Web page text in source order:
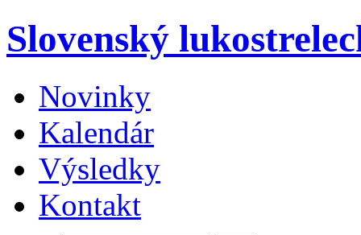
Slovenský
Novinky
Kalendár
Výsledky
Kontakt